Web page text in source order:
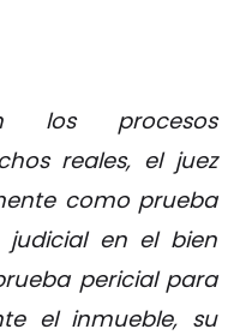
procesos
reales, el juez
como prueba
judicial en el bien
pericial para
el inmueble, su